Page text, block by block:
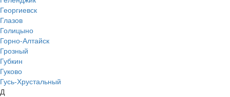
Георгиевск
Глазов
Голицыно
Горно-Алтайск
Грозный
Губкин
Гуково
Гусь-Хрустальный
Д